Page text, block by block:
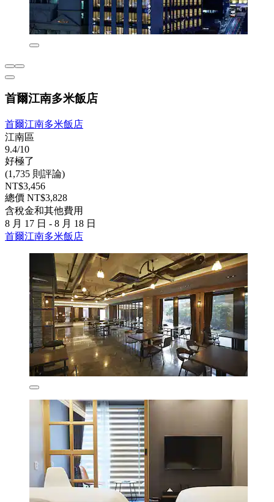
首爾江南多米飯店
首爾江南多米飯店
江南區
9.4/10
好極了
(1,735 則評論)
NT$3,456
總價 NT$3,828
含稅金和其他費用
8 月 17 日 - 8 月 18 日
首爾江南多米飯店